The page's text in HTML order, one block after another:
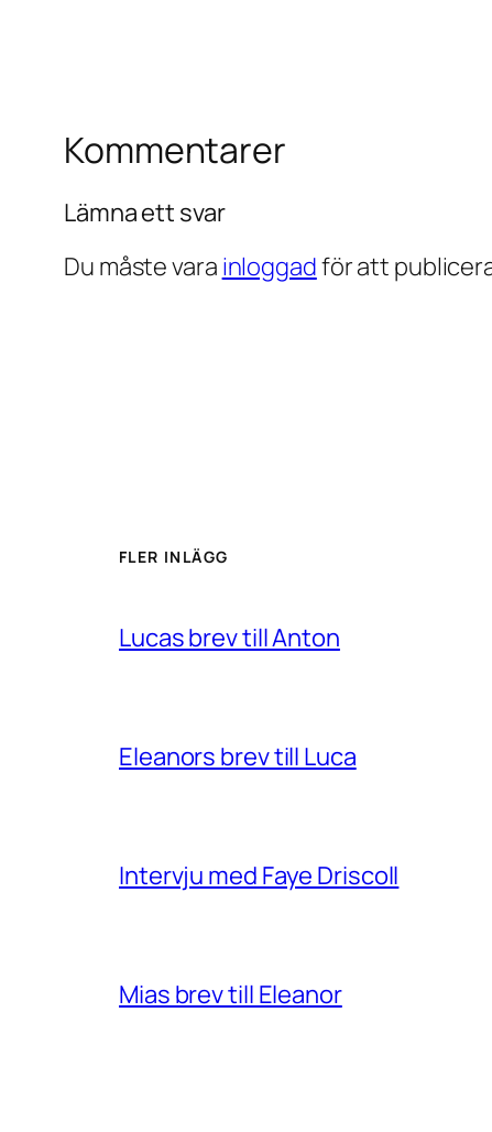
Kommentarer
Lämna ett svar
Du måste vara inloggadför att
FLER INLÄGG
Lucas brev till Anton
Eleanors brev till Luca
Intervju med Faye Driscoll
Mias brev till Eleanor